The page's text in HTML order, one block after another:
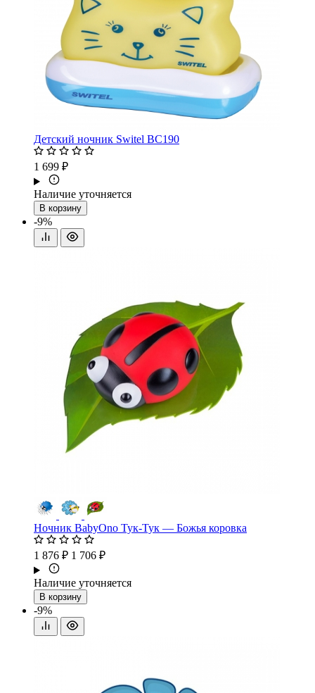
Детский ночник Switel BC190
1 699 ₽
Наличие уточняется
В корзину
-9%
Ночник BabyOno Тук-Тук — Божья коровка
1 876 ₽ 1 706 ₽
Наличие уточняется
В корзину
-9%